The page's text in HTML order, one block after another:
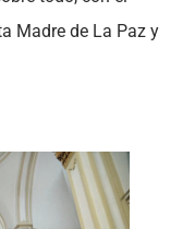
Madre de La Paz y